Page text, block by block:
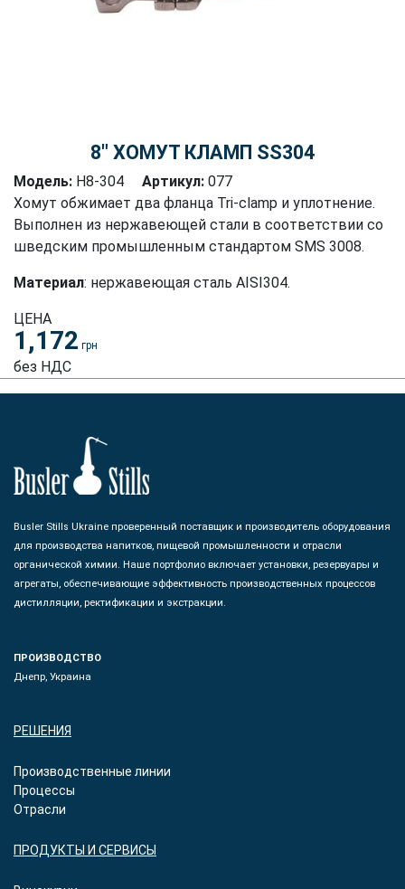
8″ ХОМУТ КЛАМП SS304
Модель: H8-304 Артикул: 077
Хомут обжимает два фланца Tri-clamp и уплотнение.
Выполнен из нержавеющей стали в соответствии со
шведским промышленным стандартом SMS 3008.
Материал: нержавеющая сталь AISI304.
ЦЕНА
1,172 грн
без НДС
Busler Stills Ukraine проверенный поставщик и производитель оборудования
для производства напитков, пищевой промышленности и отрасли
органической химии. Наше портфолио включает установки, резервуары и
агрегаты, обеспечивающие эффективность производственных процессов
дистилляции, ректификации и экстракции.
ПРОИЗВОДСТВО
Днепр, Украина
РЕШЕНИЯ
Производственные линии
Процессы
Отрасли
ПРОДУКТЫ И СЕРВИСЫ